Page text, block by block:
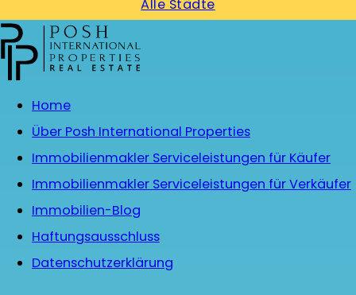
Alle Städte
Home
Über Posh International Properties
Immobilienmakler Serviceleistungen für Käufer
Immobilienmakler Serviceleistungen für Verkäufer
Immobilien-Blog
Haftungsausschluss
Datenschutzerklärung